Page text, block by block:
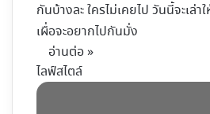
กันบ้างละ ใครไม่เคยไป วันนี้จะเล่
เผื่อจะอยากไปกันมั่ง
อ่านต่อ »
ไลฟ์สไตล์